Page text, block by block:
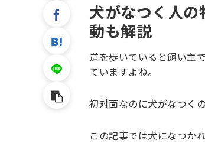
犬がなつく人
動も解説
道を歩いていると飼い主
ていますよね。
初対面なのに犬がなつく
この記事では犬になつか